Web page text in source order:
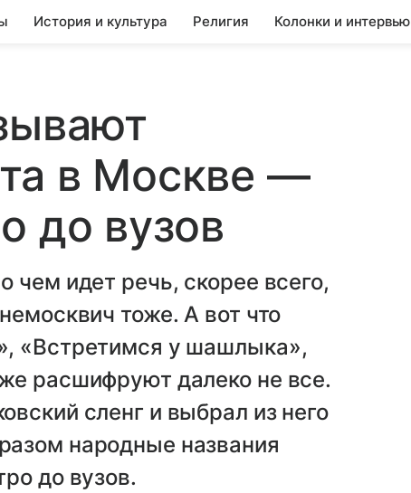
История и культура Религия Колонки и интервью
в Москве —
до вузов
идет речь, скорее всего,
тоже. А вот что
«Встретимся у шашлыка»,
расшифруют далеко не все.
сленг и выбрал из него
народные названия
до вузов.